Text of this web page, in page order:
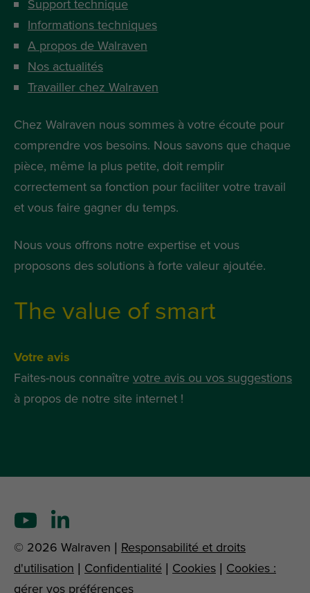
Support technique
Informations techniques
A propos de Walraven
Nos actualités
Travailler chez Walraven
Chez Walraven nous sommes à votre écoute pour
comprendre vos besoins. Nous savons que chaque
pièce, même la plus petite, doit remplir
correctement sa fonction pour faciliter votre travail
et vous faire gagner du temps.
Nous vous offrons notre expertise et vous
proposons des solutions à forte valeur ajoutée.
The value of smart
Votre avis
Faites-nous connaître votre avis ou vos suggestions
à propos de notre site internet !
© 2026 Walraven | Responsabilité et droits
d'utilisation | Confidentialité | Cookies | Cookies :
gérer vos préférences